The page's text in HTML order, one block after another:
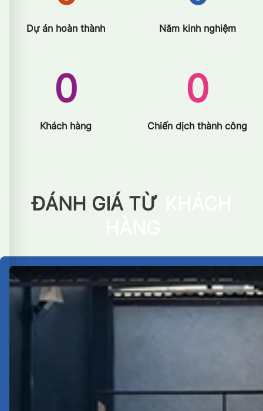
Dự án hoàn thành Năm kinh nghiệm
0
Khách hàng
0
Chiến dịch thành công
ĐÁNH GIÁ TỪ